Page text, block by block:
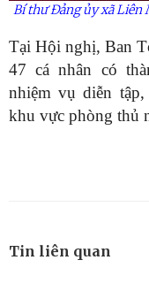
Bí thư Đảngủy xãLiên
Tại Hội nghị, Ban
47 cá nhân có
nhiệm vụ diễn
khu vực phòng thủ
Tin liên quan